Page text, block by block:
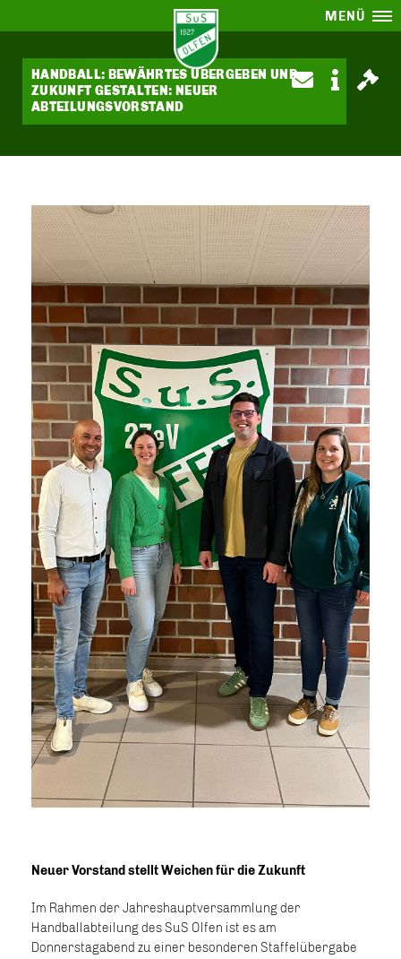
MENÜ
HANDBALL: BEWÄHRTES ÜBERGEBEN UND
ZUKUNFT GESTALTEN: NEUER
ABTEILUNGSVORSTAND
Neuer Vorstand stellt Weichen für die Zukunft
Im Rahmen der Jahreshauptversammlung der
Handballabteilung des SuS Olfen ist es am
Donnerstagabend zu einer besonderen Staffelübergabe